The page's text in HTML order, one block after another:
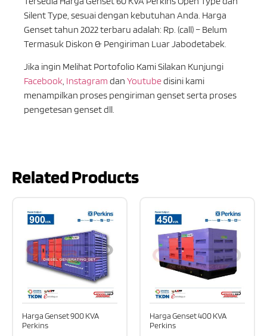
Silent Type, sesuai dengan kebutuhan Anda. Harga
Genset tahun 2022 terbaru adalah: Rp. (call) – Belum
Termasuk Diskon & Pengiriman Luar Jabodetabek.
Jika ingin Melihat Portofolio Kami Silakan Kunjungi
Facebook, Instagram dan Youtubedisini kami
menampilkan proses pengiriman genset serta proses
pengetesan genset dll.
Related Products
Harga Genset 900 KVA
Perkins
Harga Genset 400 KVA
Perkins